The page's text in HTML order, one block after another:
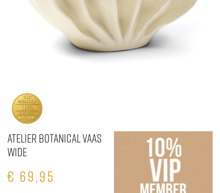
Atelier Botanical Vaas
Wide
€ 69,95